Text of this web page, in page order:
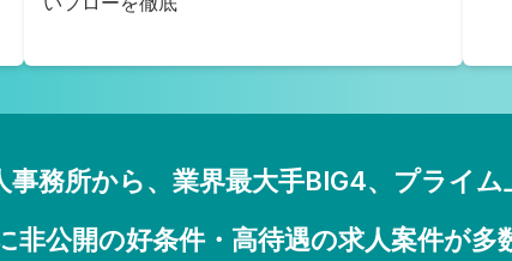
事務所から、業界最大手BIG4、プライム
非公開の好条件・高待遇の求人案件が多